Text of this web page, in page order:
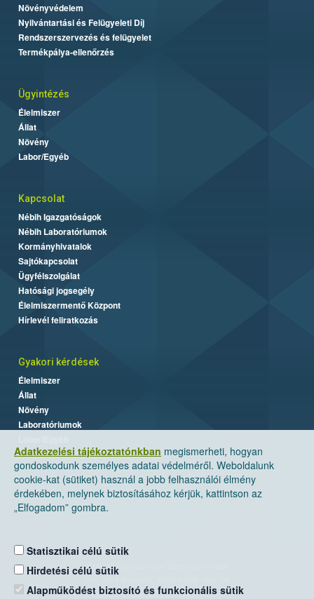
Adatkezelési tájékoztatónkban megismerheti, hogyan
gondoskodunk személyes adatai védelméről. Weboldalunk
cookie-kat (sütiket) használ a jobb felhasználói élmény
érdekében, melynek biztosításához kérjük, kattintson az
„Elfogadom” gombra.
Statisztikai célú sütik
Hirdetési célú sütik
Alapműködést biztosító és funkcionális sütik
Növényvédelem
Nyilvántartási és Felügyeleti Díj
Rendszerszervezés és felügyelet
Termékpálya-ellenőrzés
Ügyintézés
Élelmiszer
Állat
Növény
Labor/Egyéb
Kapcsolat
Nébih Igazgatóságok
Nébih Laboratóriumok
Kormányhivatalok
Sajtókapcsolat
Ügyfélszolgálat
Hatósági jogsegély
Élelmiszermentő Központ
Hírlevél feliratkozás
Gyakori kérdések
Élelmiszer
Állat
Növény
Laboratóriumok
Nemzeti Élelmiszerlánc-biztonsági Hivatal
Levelezési cím: 1525 Budapest. Pf. 30.